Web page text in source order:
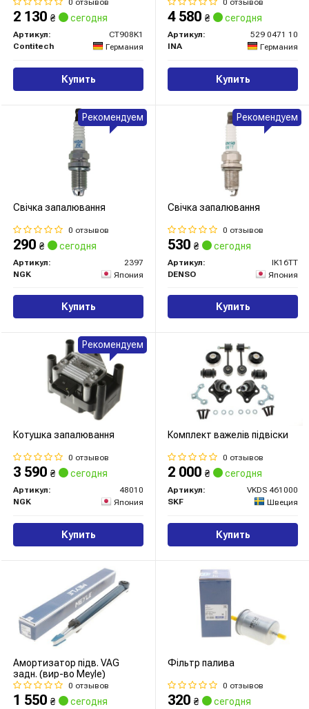
0 отзывов
2 130 ₴ сегодня
Артикул:
CT908K1
Contitech
Германия
Купить
0 отзывов
4 580 ₴ сегодня
Артикул:
529 0471 10
INA
Германия
Купить
Свічка запалювання
0 отзывов
290 ₴ сегодня
Артикул:
2397
NGK
Япония
Купить
Рекомендуем
Свічка запалювання
0 отзывов
530 ₴ сегодня
Артикул:
IK16TT
DENSO
Япония
Купить
Рекомендуем
Котушка запалювання
0 отзывов
3 590 ₴ сегодня
Артикул:
48010
NGK
Япония
Купить
Рекомендуем
Комплект важелів підвіски
0 отзывов
2 000 ₴ сегодня
Артикул:
VKDS 461000
SKF
Швеция
Купить
Амортизатор підв. VAG
задн. (вир-во Meyle)
0 отзывов
1 550 ₴ сегодня
Фільтр палива
0 отзывов
320 ₴ сегодня